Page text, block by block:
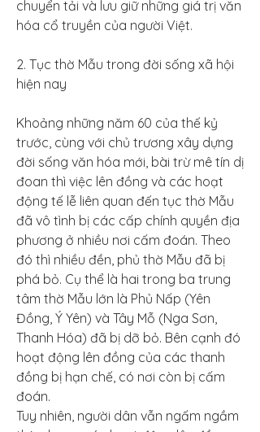
chuyển tải và lưu giữ những giá trị văn
hóa cổ truyền của người Việt.
2. Tục thờ Mẫu trong đời sống xã hội
hiện nay
Khoảng những năm 60 của thế kỷ
trước, cùng với chủ trương xây dựng
đời sống văn hóa mới, bài trừ mê tín dị
đoan thì việc lên đồng và các hoạt
động tế lễ liên quan đến tục thờ Mẫu
đã vô tình bị các cấp chính quyền địa
phương ở nhiều nơi cấm đoán. Theo
đó thì nhiều đền, phủ thờ Mẫu đã bị
phá bỏ. Cụ thể là hai trong ba trung
tâm thờ Mẫu lớn là Phủ Nấp (Yên
Đồng, Ý Yên) và Tây Mỗ (Nga Sơn,
Thanh Hóa) đã bị dỡ bỏ. Bên cạnh đó
hoạt động lên đồng của các thanh
đồng bị hạn chế, có nơi còn bị cấm
đoán.
Tuy nhiên, người dân vẫn ngấm ngầm